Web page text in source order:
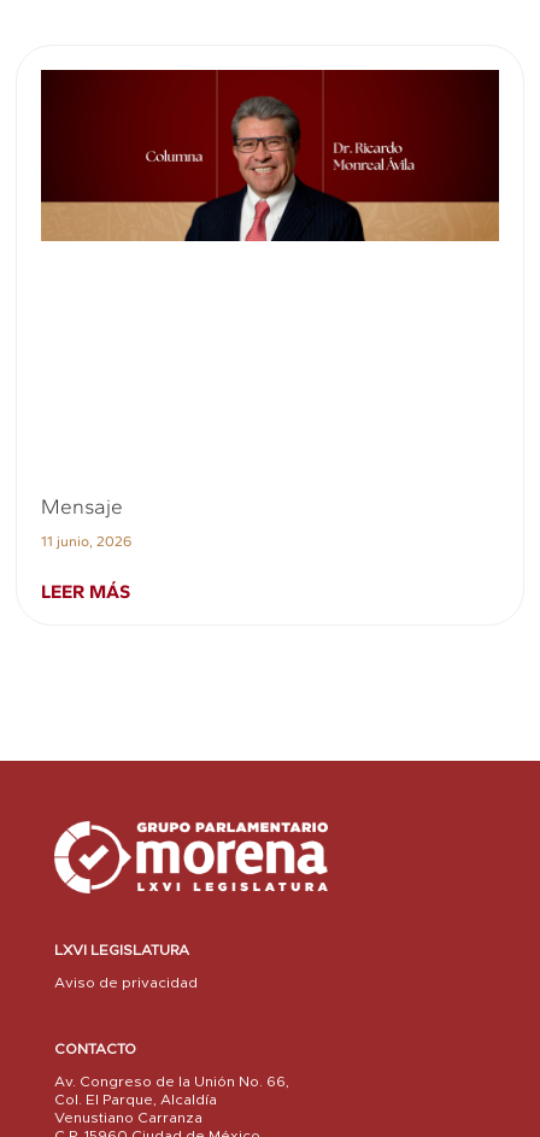
Mensaje
11 junio, 2026
LEER MÁS
LXVI LEGISLATURA
Aviso de privacidad
CONTACTO
Av. Congreso de la Unión No. 66,
Col. El Parque, Alcaldía
Venustiano Carranza